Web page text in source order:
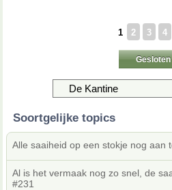
1 2 3 4
Gesloten
Soortgelijke topics
Alle saaiheid op een stokje nog aan
Al is het vermaak nog zo snel, de
#231